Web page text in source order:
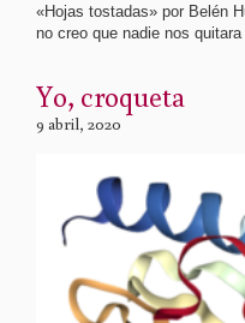
«Hojas tostadas» por Belén
no creo que nadie nos
Yo, croqueta
9 abril, 2020